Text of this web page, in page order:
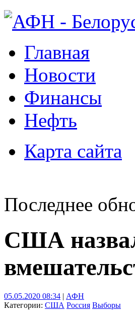
Главная
Новости
Финансы
Нефть
Карта сайта
Последнее
США
05.05.2020 08:34 | АФН
Категории: США Россия Выборы